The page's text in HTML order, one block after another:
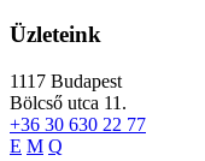
Üzleteink
1117 Budapest
Bölcső utca 11.
+36 30 630 22 77
E M Q